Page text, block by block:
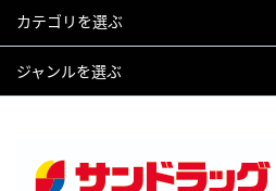
カテゴリを選ぶ
ジャンルを選ぶ